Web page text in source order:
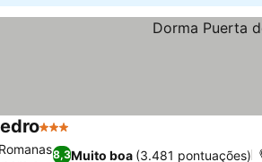
3 Estrelas
8,3Muito boa (3.481 pontuações)